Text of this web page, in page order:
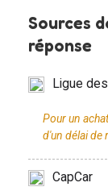
Sources
réponse
Ligue
Pour un
CapCar